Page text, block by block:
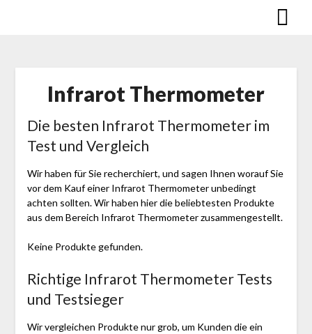
Infrarot Thermometer
Die besten Infrarot Thermometer im
Test und Vergleich
Wir haben für Sie recherchiert, und sagen Ihnen worauf Sie
vor dem Kauf einer Infrarot Thermometer unbedingt
achten sollten. Wir haben hier die beliebtesten Produkte
aus dem Bereich Infrarot Thermometer zusammengestellt.
Keine Produkte gefunden.
Richtige Infrarot Thermometer Tests
und Testsieger
Wir vergleichen Produkte nur grob, um Kunden die ein